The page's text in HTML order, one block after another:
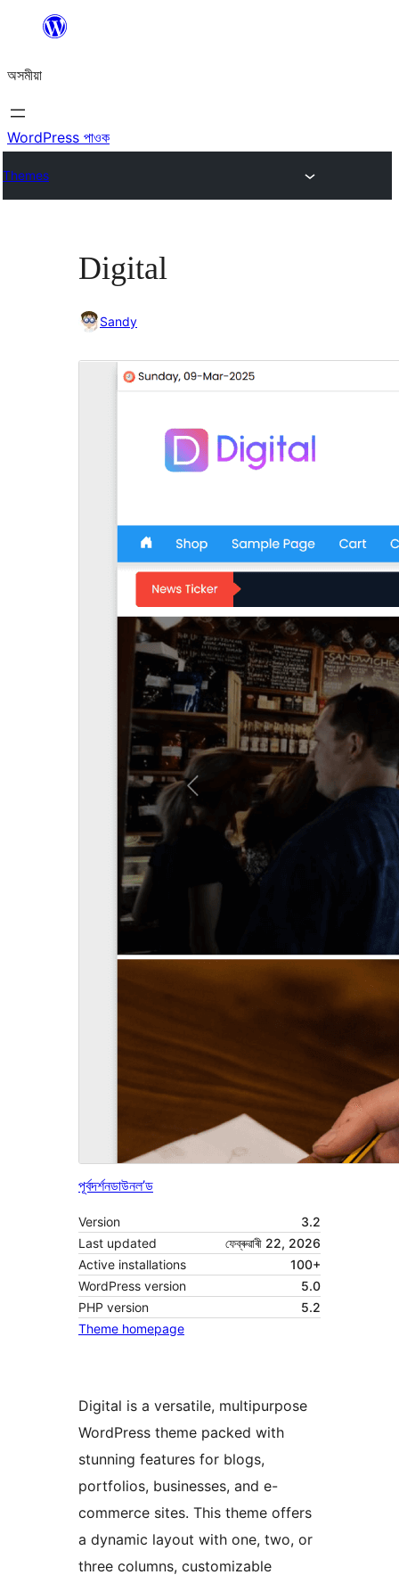
বিষয়বস্তুলৈ
যাওক
অসমীয়া
WordPress পাওক
Themes
Digital
Sandy
পূৰ্বদৰ্শনডাউনল’ড
Version
3.2
Last updated
ফেব্ৰুৱাৰী 22, 2026
Active installations
100+
WordPress version
5.0
PHP version
5.2
Theme homepage
Digital is a versatile, multipurpose
WordPress theme packed with
stunning features for blogs,
portfolios, businesses, and e-
commerce sites. This theme offers
a dynamic layout with one, two, or
three columns, customizable